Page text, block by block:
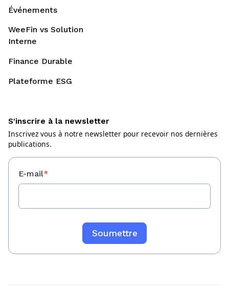
Événements
WeeFin vs Solution
Interne
Finance Durable
Plateforme ESG
S'inscrire à la newsletter
Inscrivez vous à notre newsletter pour recevoir nos dernières
publications.
E-mail*